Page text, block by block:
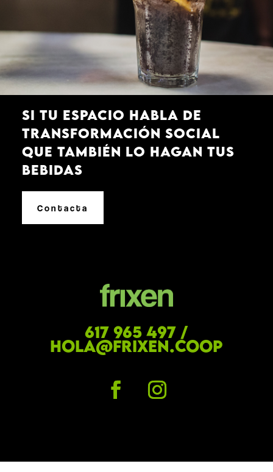
Si tu espacio habla de
transformación social
que también lo hagan tus
bebidas
Contacta
617 965 497 /
hola@frixen.coop